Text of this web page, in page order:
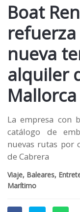
Boat
nueva
alquiler
Mallorca
La empresa con
catálogo de
nuevas rutas por
de Cabrera
Viaje, Baleares,
Marítimo